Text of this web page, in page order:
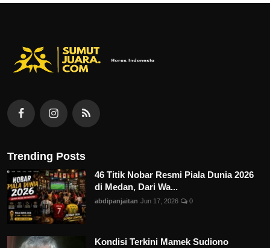
Trending Posts
46 Titik Nobar Resmi Piala Dunia 2026
di Medan, Dari Wa...
abdipanjaitan Jun 17, 2026 0
Kondisi Terkini Mamek Sudiono